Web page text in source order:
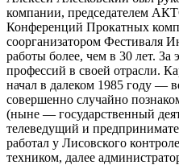
компании, председателем
Конференций Прокатных
соорганизатором Фестиваля
работы более, чем в 30 лет. За
профессий в своей отрасли.
начал в далеком 1985 году —
совершенно случайно
(ныне — государственный
телеведущий и
работал у Лисовского
техником, далее